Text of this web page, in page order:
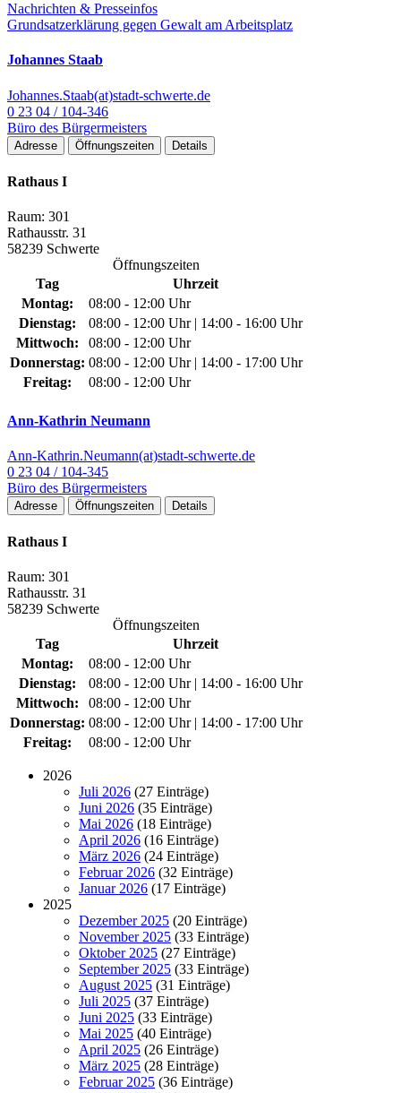
Nachrichten & Presseinfos
Grundsatzerklärung gegen Gewalt am Arbeitsplatz
Johannes Staab
Johannes.Staab(at)stadt-schwerte.de
0 23 04 / 104-346
Büro des Bürgermeisters
Adresse Öffnungszeiten Details
Rathaus I
Raum: 301
Rathausstr. 31
58239 Schwerte
Öffnungszeiten
Tag
Uhrzeit
Montag:
08:00 - 12:00 Uhr
Dienstag:
08:00 - 12:00 Uhr | 14:00 - 16:00 Uhr
Mittwoch:
08:00 - 12:00 Uhr
Donnerstag: 08:00 - 12:00 Uhr | 14:00 - 17:00 Uhr
Freitag:
08:00 - 12:00 Uhr
Ann-Kathrin Neumann
Ann-Kathrin.Neumann(at)stadt-schwerte.de
0 23 04 / 104-345
Büro des Bürgermeisters
Adresse Öffnungszeiten Details
Rathaus I
Raum: 301
Rathausstr. 31
58239 Schwerte
Öffnungszeiten
Tag
Uhrzeit
Montag:
08:00 - 12:00 Uhr
Dienstag:
08:00 - 12:00 Uhr | 14:00 - 16:00 Uhr
Mittwoch:
08:00 - 12:00 Uhr
Donnerstag: 08:00 - 12:00 Uhr | 14:00 - 17:00 Uhr
Freitag:
08:00 - 12:00 Uhr
2026
Juli 2026 (27 Einträge)
Juni 2026 (35 Einträge)
Mai 2026 (18 Einträge)
April 2026 (16 Einträge)
März 2026 (24 Einträge)
Februar 2026 (32 Einträge)
Januar 2026 (17 Einträge)
2025
Dezember 2025 (20 Einträge)
November 2025 (33 Einträge)
Oktober 2025 (27 Einträge)
September 2025 (33 Einträge)
August 2025 (31 Einträge)
Juli 2025 (37 Einträge)
Juni 2025 (33 Einträge)
Mai 2025 (40 Einträge)
April 2025 (26 Einträge)
März 2025 (28 Einträge)
Februar 2025 (36 Einträge)